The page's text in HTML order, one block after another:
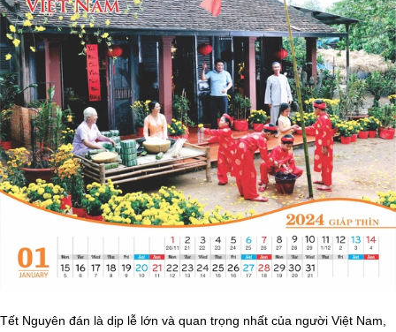
Tết Nguyên đán là dịp lễ lớn và quan trọng nhất của người Việt Nam,